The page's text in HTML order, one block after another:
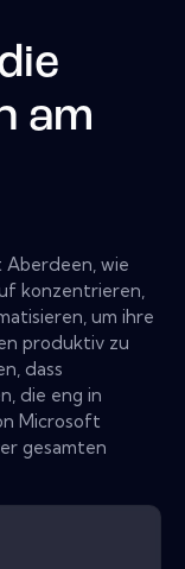
am
wie
konzentrieren,
um ihre
produktiv zu
dass
die eng in
Microsoft
gesamten